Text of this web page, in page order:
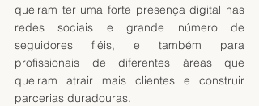
queiram ter uma forte presença digital nas
redes sociais e grande número de
seguidores fiéis, e também para
profissionais de diferentes áreas que
queiram atrair mais clientes e construir
parcerias duradouras.